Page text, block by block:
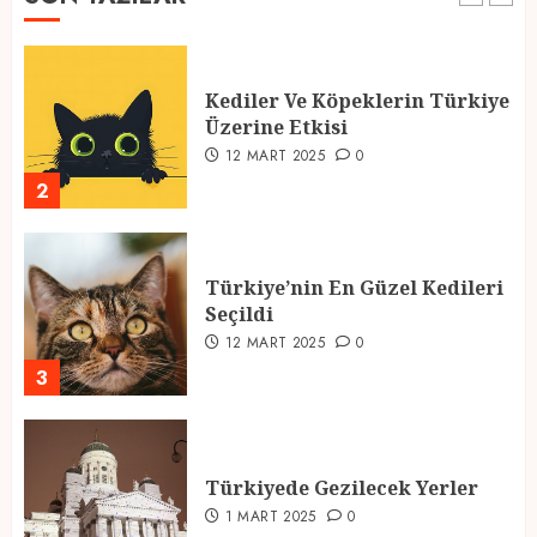
2
Kediler Ve Köpeklerin Türkiye
Üzerine Etkisi
12 MART 2025 0
3
Türkiye’nin En Güzel Kedileri
Seçildi
12 MART 2025 0
Türkiyede Gezilecek Yerler
1 MART 2025 0